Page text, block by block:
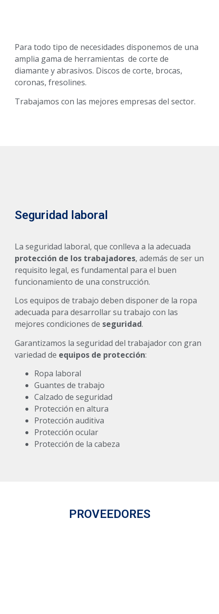
Para todo tipo de necesidades disponemos de una
amplia gama de herramientas de corte de
diamante y abrasivos. Discos de corte, brocas,
coronas, fresolines.
Trabajamos con las mejores empresas del sector.
Seguridad laboral
La seguridad laboral, que conlleva a la adecuada
protección de los trabajadores, además de ser un
requisito legal, es fundamental para el buen
funcionamiento de una construcción.
Los equipos de trabajo deben disponer de la ropa
adecuada para desarrollar su trabajo con las
mejores condiciones de seguridad.
Garantizamos la seguridad del trabajador con gran
variedad de equipos de protección:
Ropa laboral
Guantes de trabajo
Calzado de seguridad
Protección en altura
Protección auditiva
Protección ocular
Protección de la cabeza
PROVEEDORES